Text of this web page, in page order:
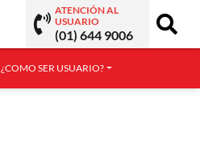
ATENCIÓN AL
USUARIO
(01) 644 9006
¿COMO SER USUARIO?